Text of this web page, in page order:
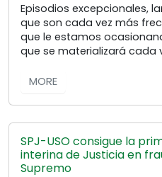
Episodios excepcionales,
que son cada vez más
que le estamos
que se materializará cada
MORE
SPJ-USO consigue la
interina de Justicia en
Supremo